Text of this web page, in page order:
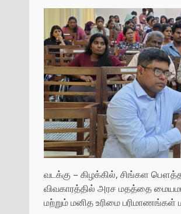
வடக்கு – கிழக்கில், சிங்கள
விவகாரத்தில் அரச மதத்தை
மற்றும் மனித உரிமை